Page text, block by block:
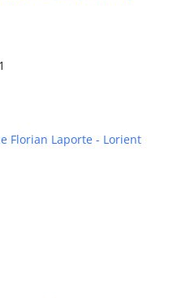
Florian Laporte - Lorient